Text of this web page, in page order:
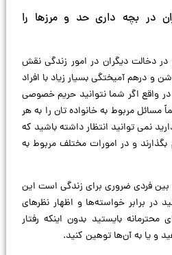
در بچه داری حد و مرزها را
دخالت دیگران در امور زندگی نقش
و درهم آمیختگی بسیار زیاد با افراد
واقع اگر شما نتوانید حریم خصوصی
مسائل مربوط به خانواده‌ تان را به هر
نمی‌ توانید انتظار داشته باشید که
و در امورات مختلف مربوط به
فردی ضروری برای زندگی است این
در برابر خواسته‌ها و اظهار نظرهای
بایستید بدون اینکه رفتار
و یا به آن‌ها توهین كنيد.